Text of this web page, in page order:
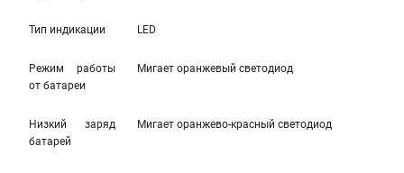
Тип индикации LED
Режим работы
от батареи
Мигает оранжевый светодиод
Низкий заряд
батарей
Мигает оранжево-красный светодиод